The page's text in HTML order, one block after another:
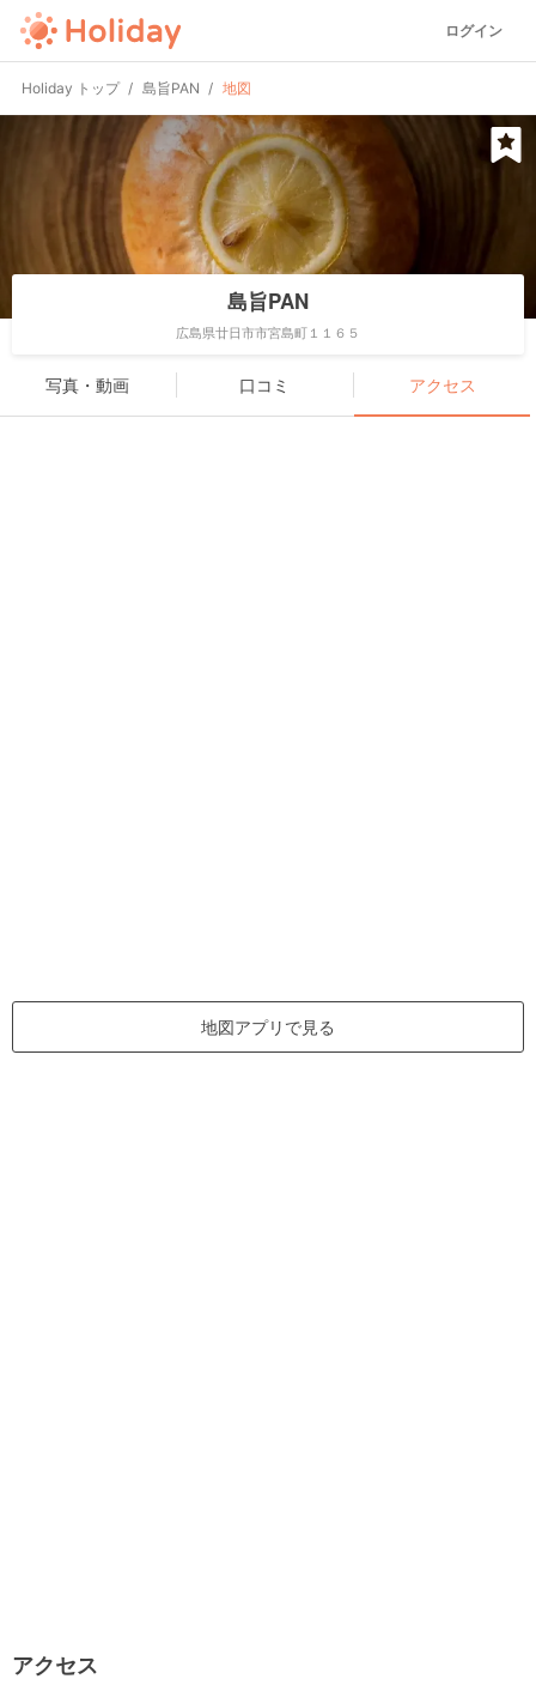
ログイン
Holiday トップ 島旨PAN 地図
島旨PAN
広島県廿日市市宮島町１１６５
写真・動画 口コミ アクセス
地図アプリで見る
アクセス